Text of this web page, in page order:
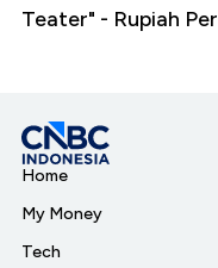
Teater" - Rupiah
Home
My Money
Tech